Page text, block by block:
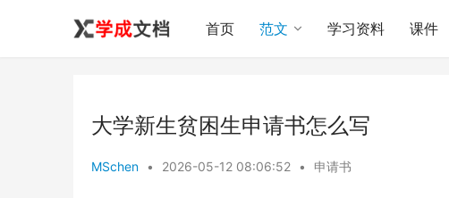
首页 范文 学习资料 课件
大学新生贫困生申请书怎么写
MSchen • 2026-05-12 08:06:52 • 申请书